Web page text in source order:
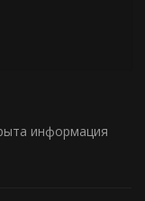
информация